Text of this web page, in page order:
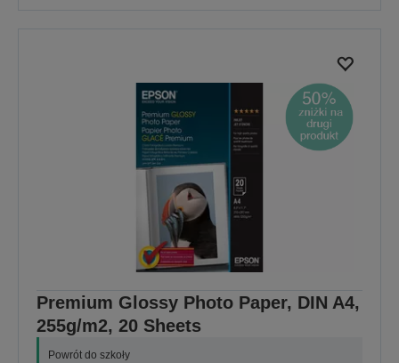
Premium Glossy Photo Paper, DIN A4,
255g/m2, 20 Sheets
Powrót do szkoły